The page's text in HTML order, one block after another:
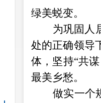
绿美蜕变。
为巩固人
处的正确领导
体，坚持“共
最美乡愁。
做实一个